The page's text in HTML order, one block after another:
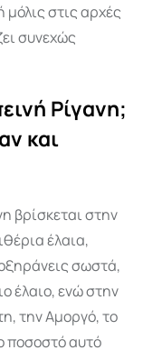
στις αρχές
συνεχώς
Ρίγανη;
και
βρίσκεται στην
έλαια,
σωστά,
έλαιο, ενώ στην
την Αμοργό, το
ποσοστό αυτό